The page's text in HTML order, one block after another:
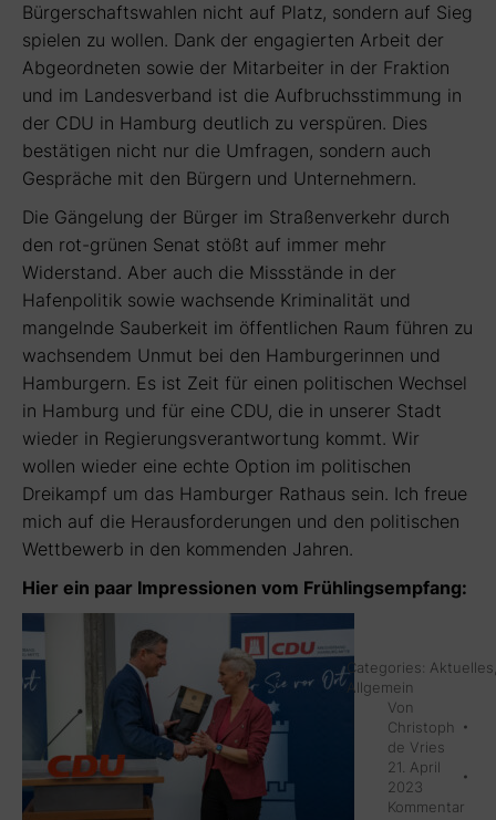
Bürgerschaftswahlen nicht auf Platz, sondern auf Sieg
spielen zu wollen. Dank der engagierten Arbeit der
Abgeordneten sowie der Mitarbeiter in der Fraktion
und im Landesverband ist die Aufbruchsstimmung in
der CDU in Hamburg deutlich zu verspüren. Dies
bestätigen nicht nur die Umfragen, sondern auch
Gespräche mit den Bürgern und Unternehmern.
Die Gängelung der Bürger im Straßenverkehr durch
den rot-grünen Senat stößt auf immer mehr
Widerstand. Aber auch die Missstände in der
Hafenpolitik sowie wachsende Kriminalität und
mangelnde Sauberkeit im öffentlichen Raum führen zu
wachsendem Unmut bei den Hamburgerinnen und
Hamburgern. Es ist Zeit für einen politischen Wechsel
in Hamburg und für eine CDU, die in unserer Stadt
wieder in Regierungsverantwortung kommt. Wir
wollen wieder eine echte Option im politischen
Dreikampf um das Hamburger Rathaus sein. Ich freue
mich auf die Herausforderungen und den politischen
Wettbewerb in den kommenden Jahren.
Hier ein paar Impressionen vom Frühlingsempfang:
Categories: Aktuelles
Allgemein
Von
Christoph
de Vries
21. April
2023
Kommentar